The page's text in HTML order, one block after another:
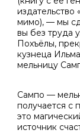
издательство
мимо), — мы
вы без труда
Похъёлы,
кузнеца
мельницу
Сампо —
получается с
это
источник